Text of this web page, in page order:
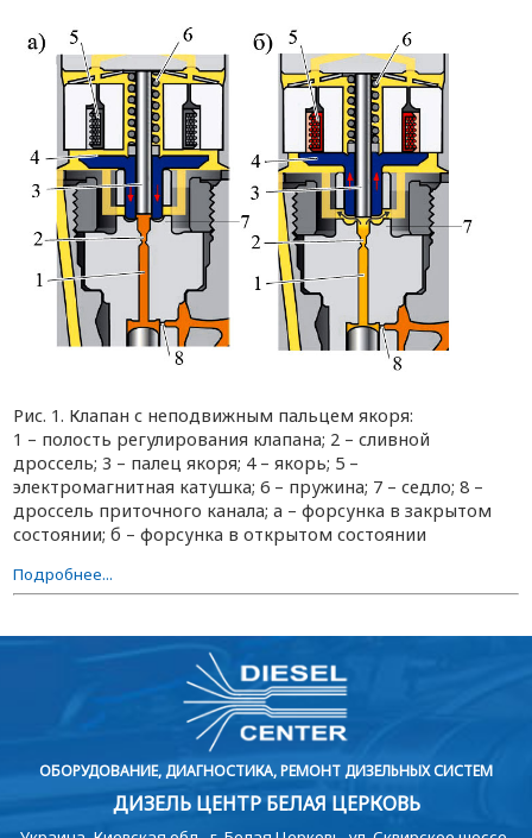
Рис. 1. Клапан с неподвижным пальцем якоря:
1 – полость регулирования клапана; 2 – сливной
дроссель; 3 – палец якоря; 4 – якорь; 5 –
электромагнитная катушка; 6 – пружина; 7 – седло; 8 –
дроссель приточного канала; а – форсунка в закрытом
состоянии; б – форсунка в открытом состоянии
Подробнее...
ОБОРУДОВАНИЕ, ДИАГНОСТИКА, РЕМОНТ ДИЗЕЛЬНЫХ СИСТЕМ
ДИЗЕЛЬ ЦЕНТР БЕЛАЯ ЦЕРКОВЬ